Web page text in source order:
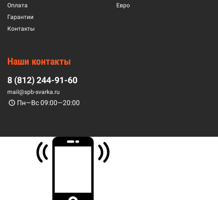
Оплата
Гарантии
Контакты
Евро
Наши контакты
8 (812) 244-91-60
mail@spb-svarka.ru
Пн—Вс 09:00—20:00